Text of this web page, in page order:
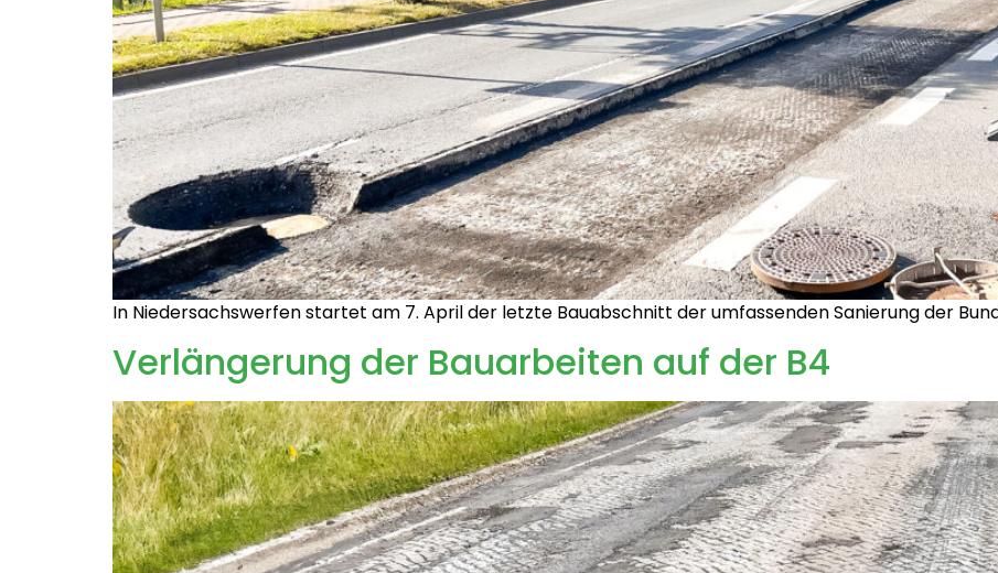
In Niedersachswerfen startet am 7. April der letzte Bauabschnitt der umfassenden Sanierung der
Verlängerung der Bauarbeiten auf der B4